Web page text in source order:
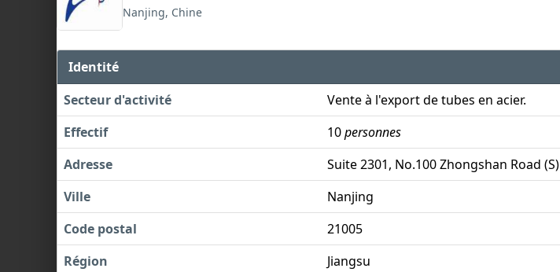
Nanjing, Chine
Identité
Secteur d'activité
Vente à l'export de tubes en acier.
Effectif
10personnes
Adresse
Suite 2301, No.100 Zhongshan Road (S)
Ville
Nanjing
Code postal
21005
Région
Jiangsu